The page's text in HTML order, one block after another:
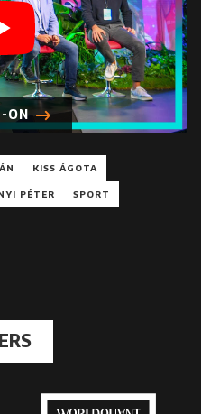
ON
KISS ÁGOTA
PÉTER SPORT